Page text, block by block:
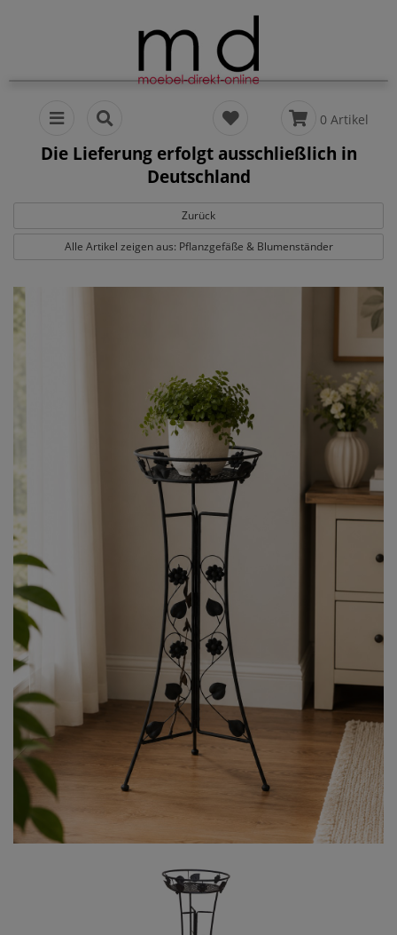
0 Artikel
Die Lieferung erfolgt ausschließlich in
Deutschland
Zurück
Alle Artikel zeigen aus: Pflanzgefäße & Blumenständer